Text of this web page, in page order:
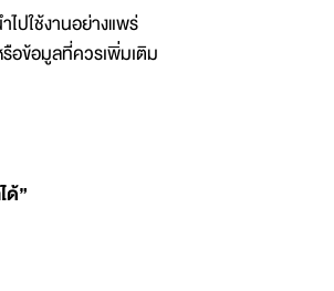
ปใช้งานอย่างแพร่
อข้อมูลที่ควรเพิ่มเติม
ด้”